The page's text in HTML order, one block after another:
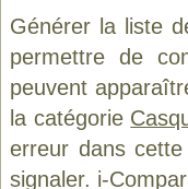
Générer la liste
permettre de
peuvent
la catégorie
erreur dans
signaler. i-